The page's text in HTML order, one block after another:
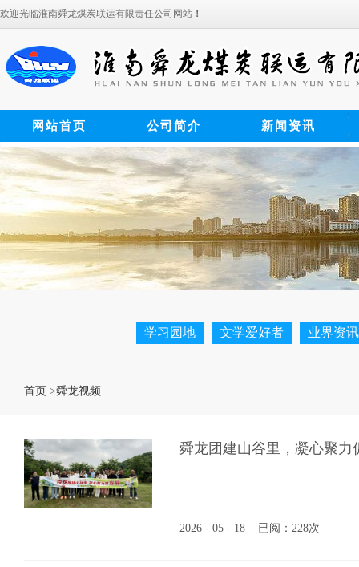
欢迎光临淮南舜龙煤炭联运有限责任公司网站 ！
网站首页 公司简介 新闻资讯
学习园地 文学爱好者 业界资讯
首页 >舜龙视频
舜龙团建山谷里，凝心聚力
2026 - 05 - 18 已阅：228次